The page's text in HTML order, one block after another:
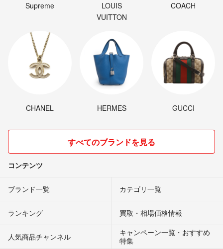
Supreme
LOUIS
VUITTON
COACH
CHANEL HERMES GUCCI
すべてのブランドを見る
コンテンツ
ブランド一覧 カテゴリ一覧
ランキング 買取・相場価格情報
人気商品チャンネル
キャンペーン一覧・おすすめ
特集